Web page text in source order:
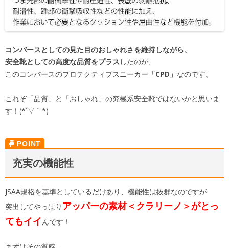
コンバースとしての見た目のおしゃれさを維持しながら、
安全靴としての高度な品質をプラス したのが、
このコンバースのプロテクティブスニーカー 「CPD」 なのです。
これぞ「品質」と「おしゃれ」の究極系安全靴ではないかと思いま
す！(*´▽｀*)
充実の機能性
JSAA規格を基準としているだけあり、機能性は抜群なのですが
突出してやっぱり アッパーの素材＜クラリーノ＞がとっ
てもイイんです！